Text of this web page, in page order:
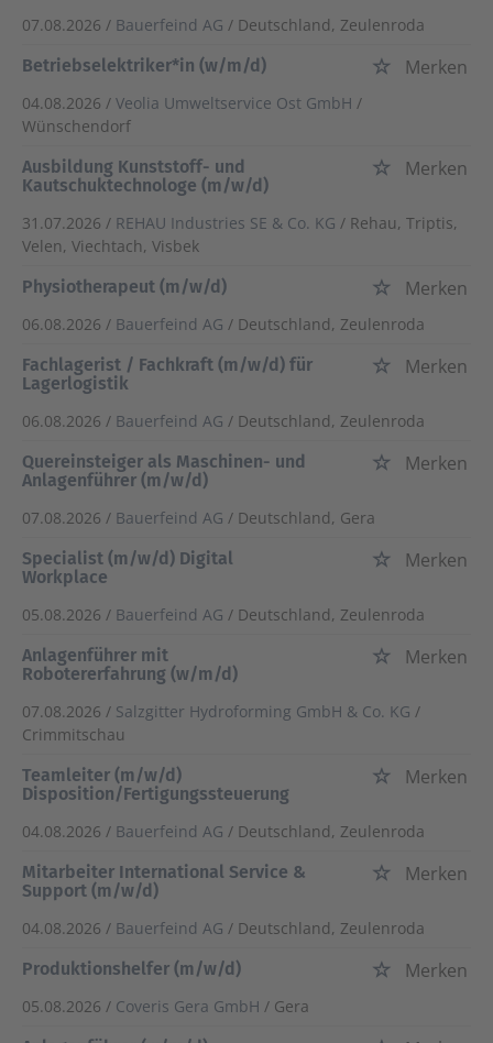
07.08.2026 / Bauerfeind AG / Deutschland, Zeulenroda
Betriebselektriker*in (w/m/d)
Merken
04.08.2026 / Veolia Umweltservice Ost GmbH /
Wünschendorf
Ausbildung Kunststoff- und
Kautschuktechnologe (m/w/d)
Merken
31.07.2026 / REHAU Industries SE & Co. KG / Rehau, Triptis,
Velen, Viechtach, Visbek
Physiotherapeut (m/w/d)
Merken
06.08.2026 / Bauerfeind AG / Deutschland, Zeulenroda
Fachlagerist / Fachkraft (m/w/d) für
Lagerlogistik
Merken
06.08.2026 / Bauerfeind AG / Deutschland, Zeulenroda
Quereinsteiger als Maschinen- und
Anlagenführer (m/w/d)
Merken
07.08.2026 / Bauerfeind AG / Deutschland, Gera
Specialist (m/w/d) Digital
Workplace
Merken
05.08.2026 / Bauerfeind AG / Deutschland, Zeulenroda
Anlagenführer mit
Robotererfahrung (w/m/d)
Merken
07.08.2026 / Salzgitter Hydroforming GmbH & Co. KG /
Crimmitschau
Teamleiter (m/w/d)
Disposition/Fertigungssteuerung
Merken
04.08.2026 / Bauerfeind AG / Deutschland, Zeulenroda
Mitarbeiter International Service &
Support (m/w/d)
Merken
04.08.2026 / Bauerfeind AG / Deutschland, Zeulenroda
Produktionshelfer (m/w/d)
Merken
05.08.2026 / Coveris Gera GmbH / Gera